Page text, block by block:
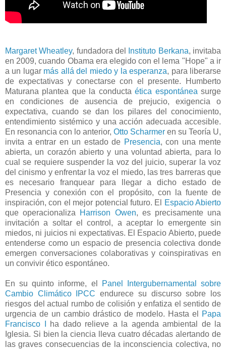
Margaret Wheatley, fundadora del Instituto Berkana, invitaba
en 2009, cuando Obama era elegido con el lema "Hope" a ir
a un lugar más allá del miedo y la esperanza, para liberarse
de expectativas y conectarse con el presente. Humberto
Maturana plantea que la conductaética espontánea surge
en condiciones de ausencia de prejucio, exigencia o
expectativa, cuando se dan los pilares del conocimiento,
entendimiento sistémico y una acción adecuada accesible.
En resonancia con lo anterior, Otto Scharmer en su Teoría U,
invita a entrar en un estado de Presencia, con una mente
abierta, un corazón abierto y una voluntad abierta, para lo
cual se requiere suspender la voz del juicio, superar la voz
del cinismo y enfrentar la voz el miedo, las tres barreras que
es necesario franquear para llegar a dicho estado de
Presencia y conexión con el propósito, con la fuente de
inspiración, con el mejor potencial futuro. El
Espacio Abierto
que operacionaliza Harrison Owen, es precisamente una
invitación a soltar el control, a aceptar lo emergente sin
miedos, ni juicios ni expectativas. El Espacio Abierto, puede
entenderse como un espacio de presencia colectiva donde
emergen conversaciones colaborativas y coinspirativas en
un convivir ético espontáneo.
En su quinto informe, el
Panel Intergubernamental sobre
Cambio Climático IPCC endurece su discurso sobre los
riesgos del actual rumbo de colisión y enfatiza el sentido de
urgencia de un cambio drástico de modelo. Hasta el
Papa
Francisco I
ha dado relieve a la agenda ambiental de la
Iglesia. Si bien la ciencia lleva cuatro décadas alertando de
las graves consecuencias de la inconsciencia colectiva, no